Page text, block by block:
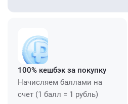
100% кешбэк за покупку
Начисляем баллами на
счет (1 балл = 1 рубль)